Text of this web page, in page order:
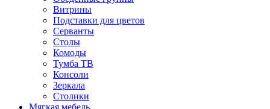
Витрины
Подставки для цветов
Серванты
Столы
Комоды
Тумба ТВ
Консоли
Зеркала
Столики
Мягкая мебель